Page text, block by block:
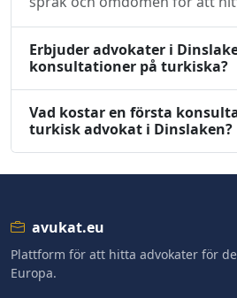
Erbjuder advokater i
konsultationer på turkiska?
Vad kostar en första
turkisk advokat i Dinslaken?
avukat.eu
Plattform för att hitta advokater för
Europa.